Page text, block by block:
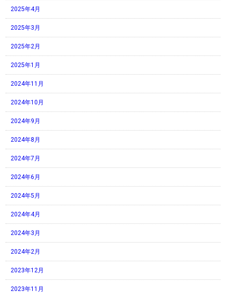
2025年4月
2025年3月
2025年2月
2025年1月
2024年11月
2024年10月
2024年9月
2024年8月
2024年7月
2024年6月
2024年5月
2024年4月
2024年3月
2024年2月
2023年12月
2023年11月